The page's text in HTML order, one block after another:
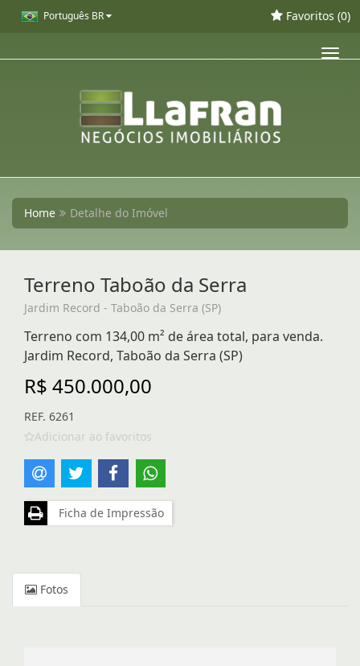
Português BR Favoritos (0)
Home Detalhe do Imóvel
Terreno Taboão da Serra
Jardim Record - Taboão da Serra (SP)
Terreno com 134,00 m² de área total, para venda.
Jardim Record, Taboão da Serra (SP)
R$ 450.000,00
REF. 6261
Adicionar ao favoritos
Ficha de Impressão
Fotos